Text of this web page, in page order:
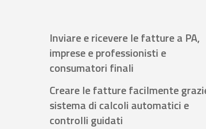
Inviare e ricevere le fatture a PA,
imprese e professionisti e
consumatori finali
Creare le fatture facilmente
sistema di calcoli automatici e
controlli guidati